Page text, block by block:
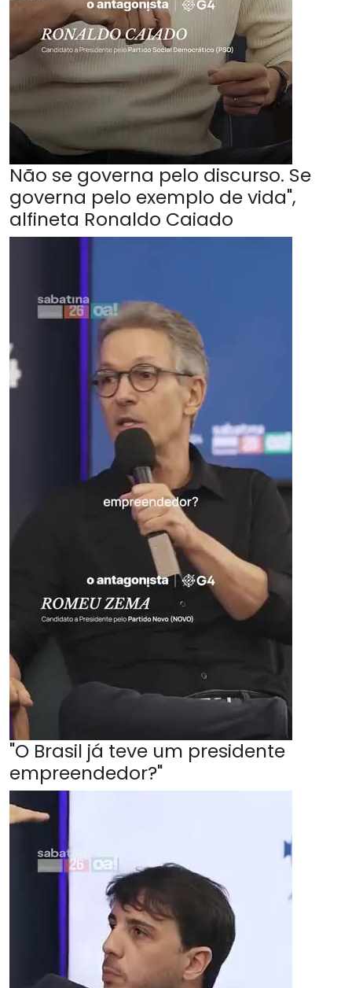
Não se governa pelo discurso. Se
governa pelo exemplo de vida",
alfineta Ronaldo Caiado
"O Brasil já teve um presidente
empreendedor?"